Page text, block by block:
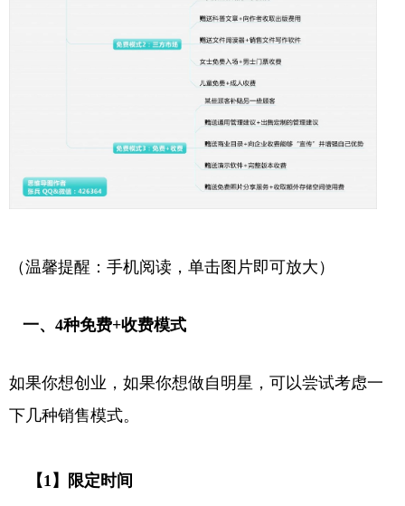
（温馨提醒：手机阅读，单击图片即可放大）
一、4种免费+收费模式
如果你想创业，如果你想做自明星，可以尝试考虑一
下几种销售模式。
【1】限定时间